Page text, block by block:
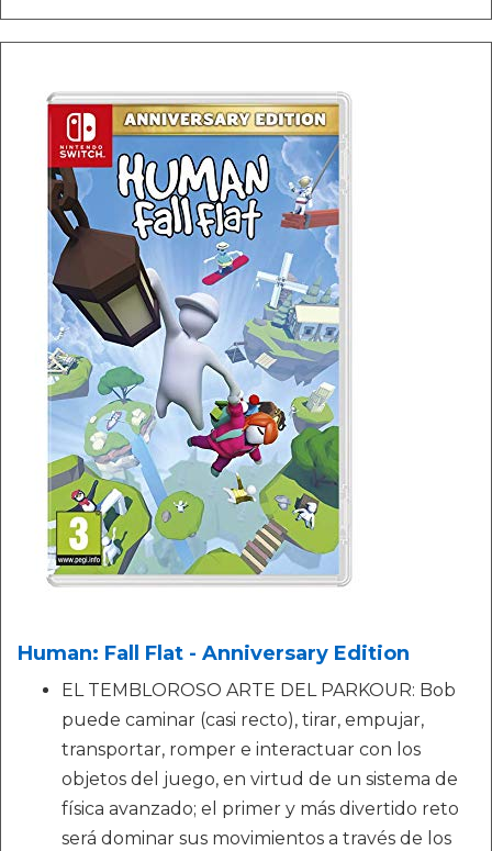
Human: Fall Flat - Anniversary Edition
EL TEMBLOROSO ARTE DEL PARKOUR: Bob
puede caminar (casi recto), tirar, empujar,
transportar, romper e interactuar con los
objetos del juego, en virtud de un sistema de
física avanzado; el primer y más divertido reto
será dominar sus movimientos a través de los